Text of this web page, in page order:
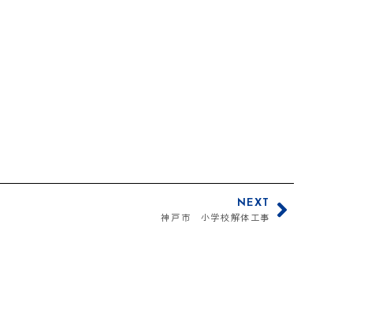
NEXT
神戸市 小学校解体工事